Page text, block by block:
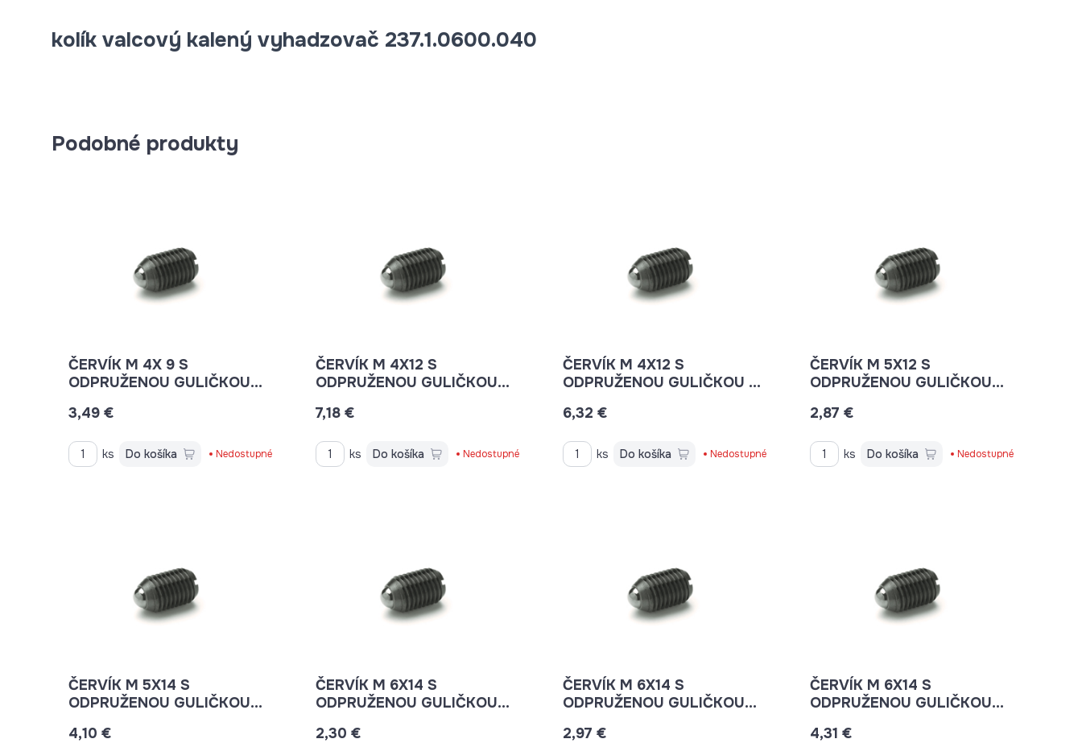
kolík valcový kalený vyhadzovač 237.1.0600.040
Podobné produkty
ČERVÍK M 4X 9 S
ODPRUŽENOU GULIČKOU
3,49 €
ks Do košíka Nedostupné
ČERVÍK M 4X12 S
ODPRUŽENOU GULIČKOU
7,18 €
ks Do košíka Nedostupné
ČERVÍK M 4X12 S
ODPRUŽENOU GULIČKOU M
KN 6153M4KN
6,32 €
ks Do košíka Nedostupné
ČERVÍK M 5X12 S
ODPRUŽENOU GULIČKOU
2,87 €
ks Do košíka Nedostupné
ČERVÍK M 5X14 S
ODPRUŽENOU GULIČKOU
4,10 €
ČERVÍK M 6X14 S
ODPRUŽENOU GULIČKOU
2,30 €
ČERVÍK M 6X14 S
ODPRUŽENOU GULIČKOU
2,97 €
ČERVÍK M 6X14 S
ODPRUŽENOU GULIČKOU
4,31 €